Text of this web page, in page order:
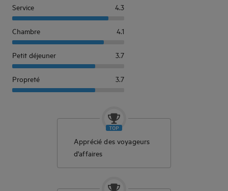
Service 4.3
Chambre 4.1
Petit déjeuner 3.7
Propreté 3.7
Apprécié des voyageurs
d'affaires